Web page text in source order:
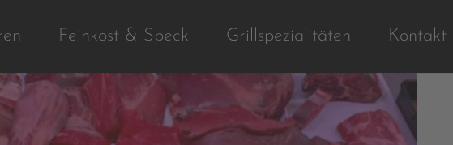
Feinkost & Speck Grillspezialitäten